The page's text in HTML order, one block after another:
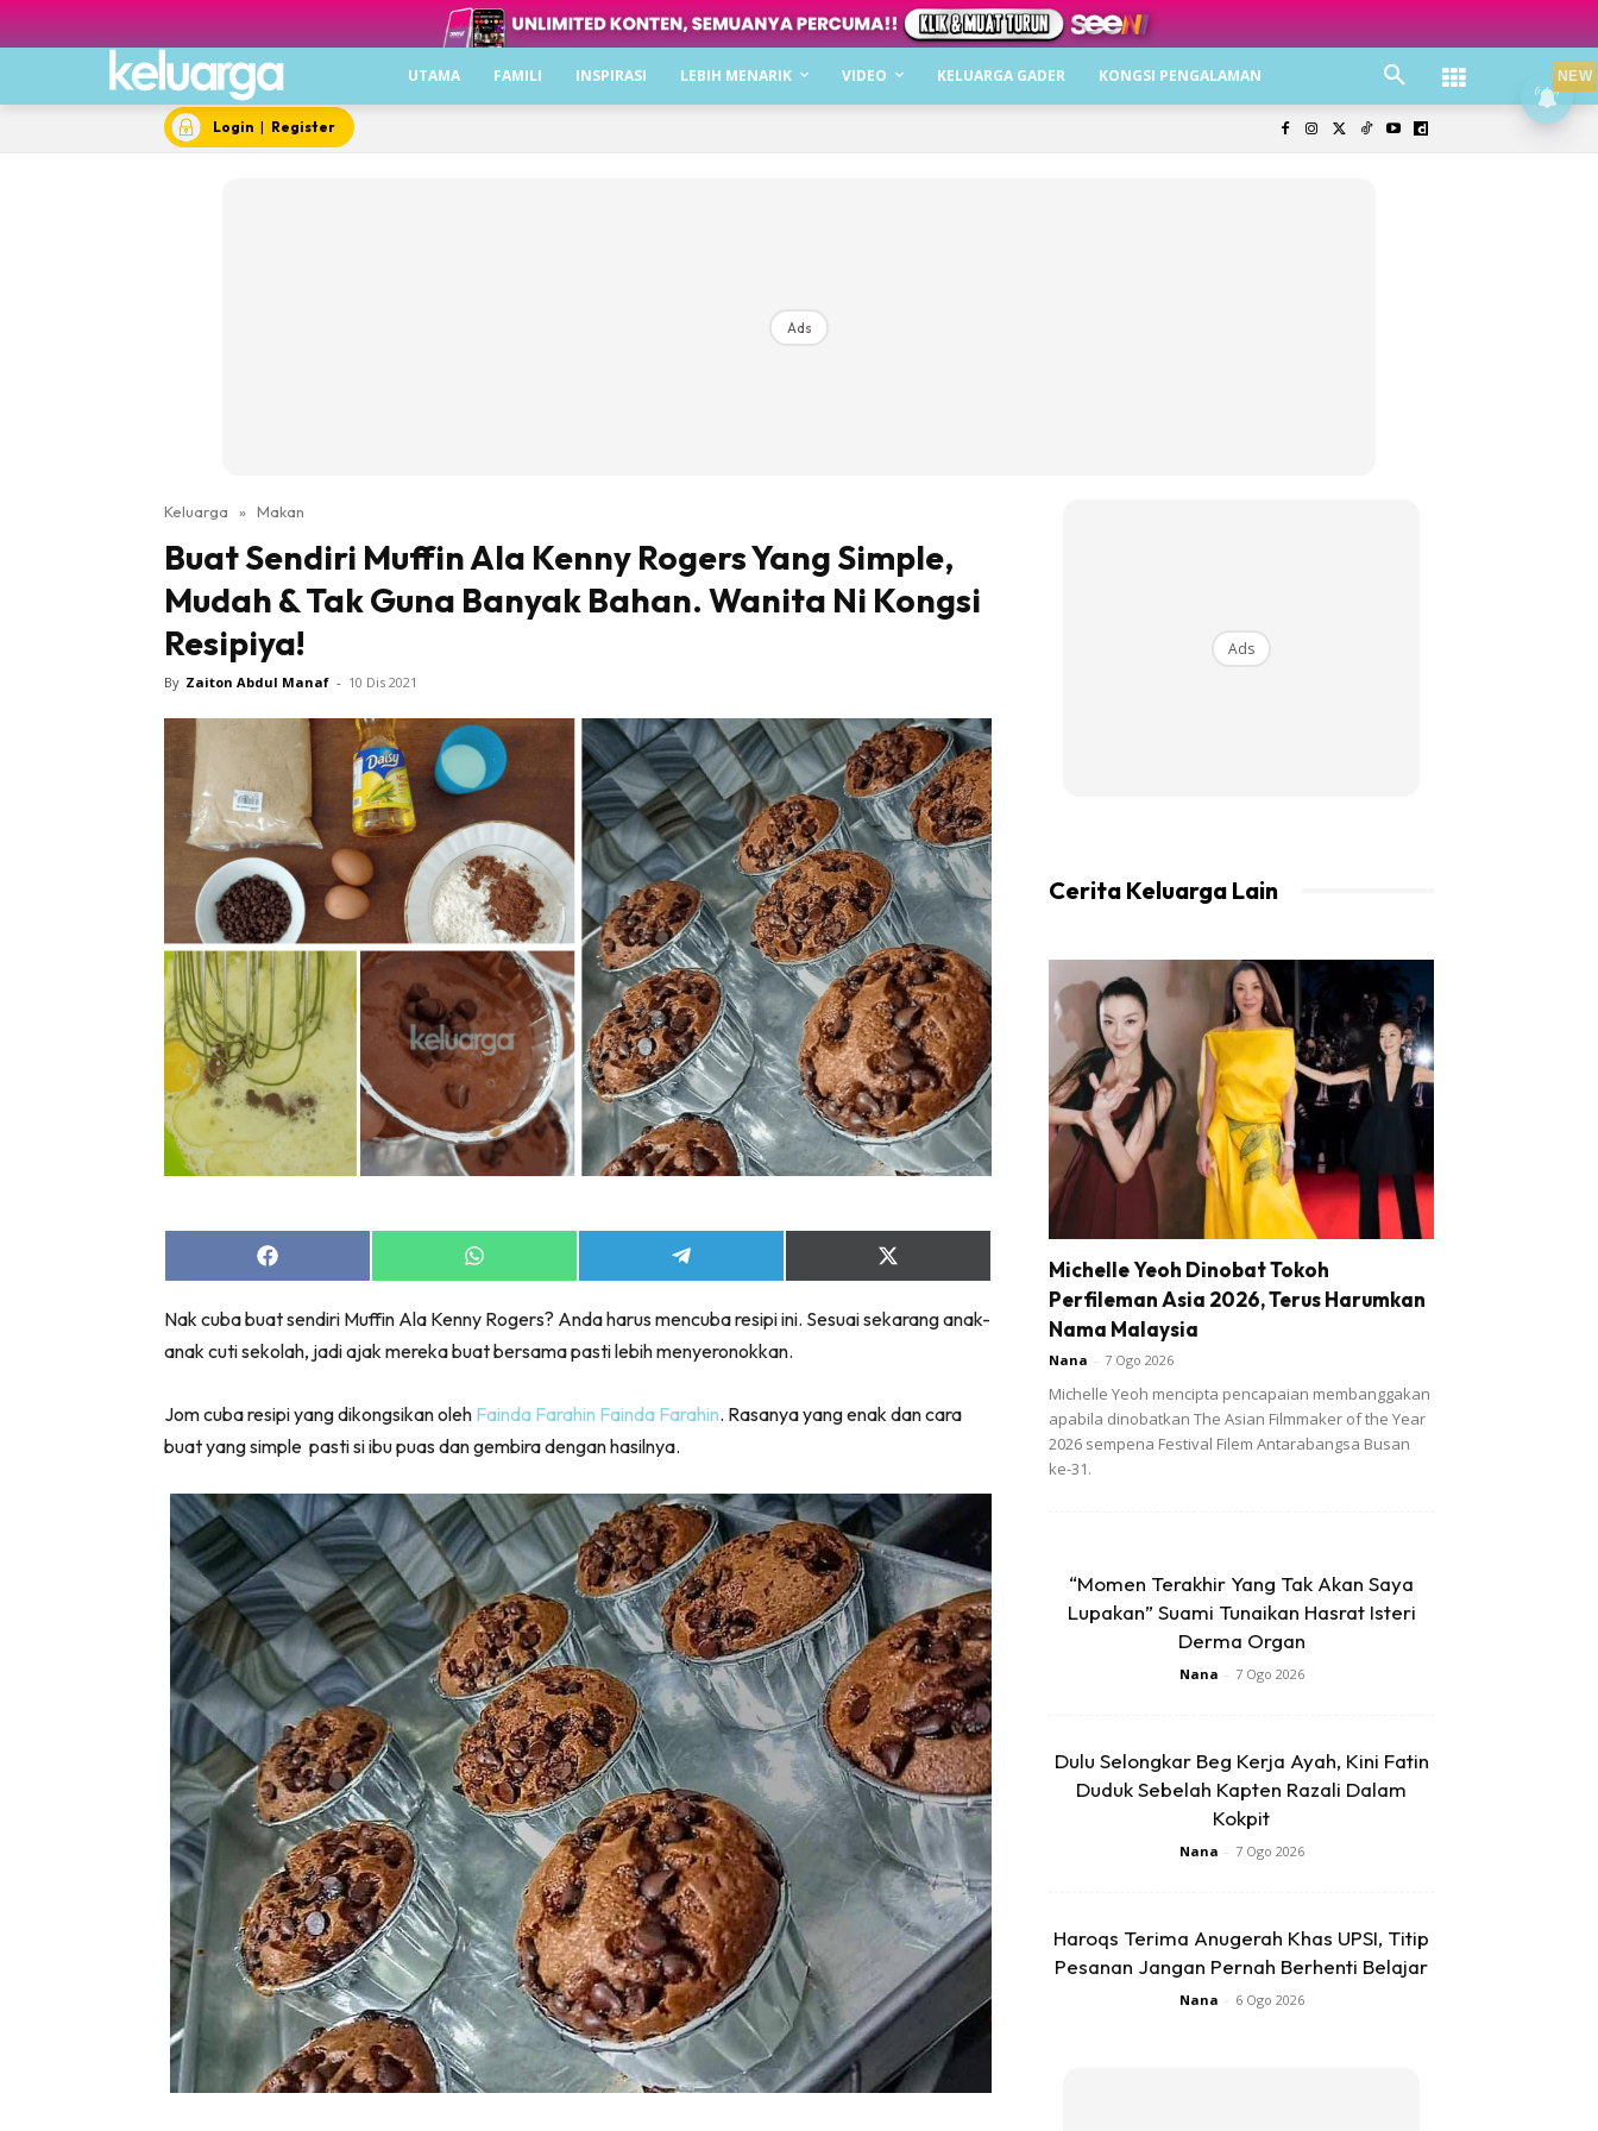
UTAMA FAMILI INSPIRASI LEBIH MENARIK VIDEO KELUARGA GADER KONGSI PENGALAMAN
Login | Register
Ads
Keluarga » Makan
Buat Sendiri Muffin Ala Kenny Rogers Yang Simple,
Mudah & Tak Guna Banyak Bahan. Wanita Ni Kongsi
Resipiya!
By Zaiton Abdul Manaf - 10 Dis 2021
Share
on
Share
on
Share
on
Share
on
(Twitter)
Nak cuba buat sendiri Muffin Ala Kenny Rogers? Anda harus mencuba resipi ini. Sesuai sekarang anak-
anak cuti sekolah, jadi ajak mereka buat bersama pasti lebih menyeronokkan.
Jom cuba resipi yang dikongsikan oleh Fainda Farahin Fainda Farahin. Rasanya yang enak dan cara
buat yang simple pasti si ibu puas dan gembira dengan hasilnya.
Ads
Cerita Keluarga Lain
Michelle Yeoh Dinobat Tokoh
Perfileman Asia 2026, Terus Harumkan
Nama Malaysia
Nana - 7 Ogo 2026
Michelle Yeoh mencipta pencapaian membanggakan
apabila dinobatkan The Asian Filmmaker of the Year
2026 sempena Festival Filem Antarabangsa Busan
ke-31.
“Momen Terakhir Yang Tak Akan Saya
Lupakan” Suami Tunaikan Hasrat Isteri
Derma Organ
Nana - 7 Ogo 2026
Dulu Selongkar Beg Kerja Ayah, Kini Fatin
Duduk Sebelah Kapten Razali Dalam
Kokpit
Nana - 7 Ogo 2026
Haroqs Terima Anugerah Khas UPSI, Titip
Pesanan Jangan Pernah Berhenti Belajar
Nana - 6 Ogo 2026
NEW